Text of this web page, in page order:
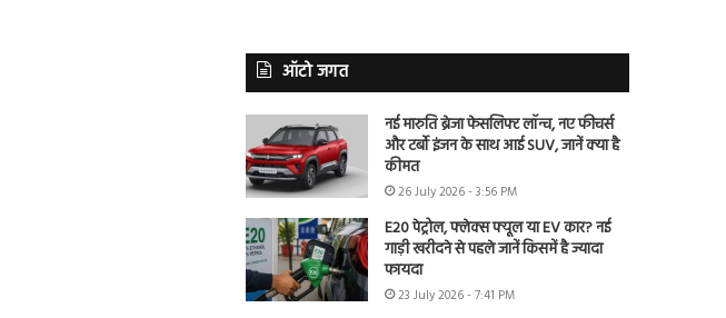
ऑटो जगत
नई मारुति ब्रेजा फेसलिफ्ट लॉन्च, नए फीचर्स
और टर्बो इंजन के साथ आई SUV, जानें क्या है
कीमत
26 July 2026 - 3:56 PM
E20 पेट्रोल, फ्लेक्स फ्यूल या EV कार? नई
गाड़ी खरीदने से पहले जानें किसमें है ज्यादा
फायदा
23 July 2026 - 7:41 PM